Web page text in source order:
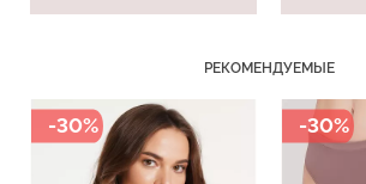
РЕКОМЕНДУЕМЫЕ
-30% -30%